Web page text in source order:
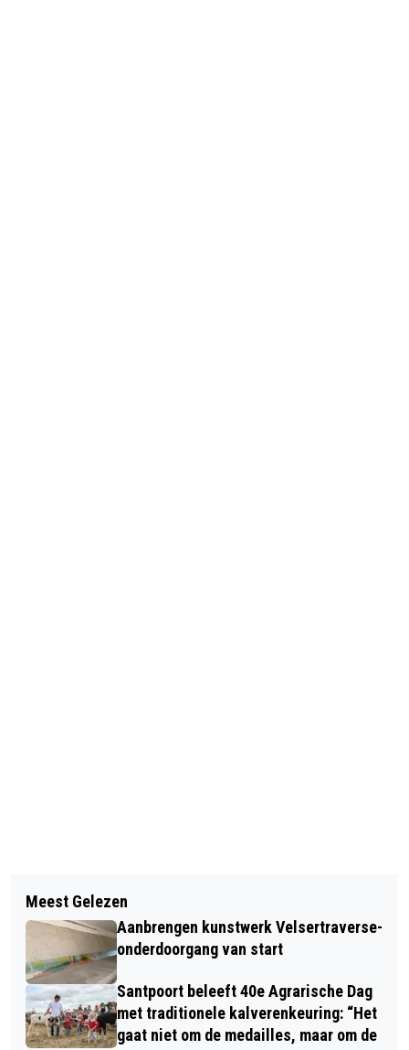
ZEG JE ‘POESSIE MAUW’ DAN ZEG JE
‘DORUS’
INFORMATIEBIJEENKOMST RIVM-
RAPPORT ‘DEPOSITIEONDERZOEK
IJMOND VOORJAAR 2022’
Meest Gelezen
Aanbrengen kunstwerk Velsertraverse-
onderdoorgang van start
Santpoort beleeft 40e Agrarische Dag
met traditionele kalverenkeuring: “Het
gaat niet om de medailles, maar om de